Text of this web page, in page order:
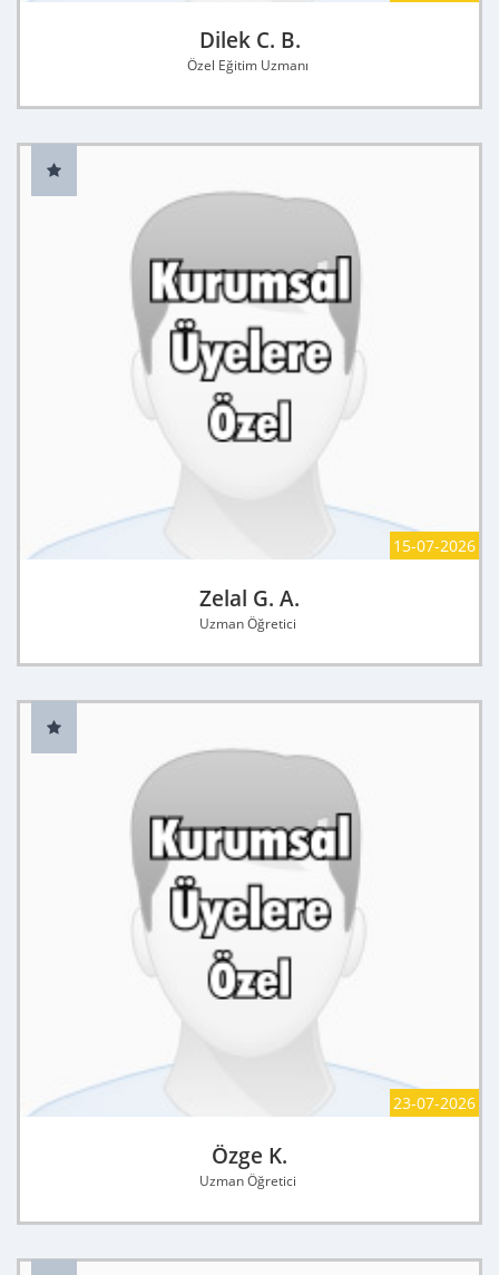
Dilek C. B.
Özel Eğitim Uzmanı
15-07-2026
Zelal G. A.
Uzman Öğretici
23-07-2026
Özge K.
Uzman Öğretici